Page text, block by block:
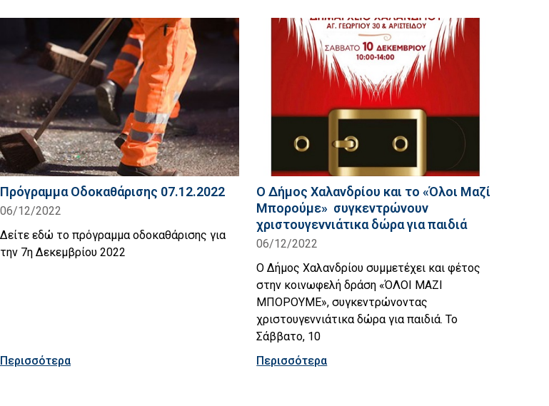
Πρόγραμμα Οδοκαθάρισης 07.12.2022
06/12/2022
Δείτε εδώ το πρόγραμμα οδοκαθάρισης για
την 7η Δεκεμβρίου 2022
Περισσότερα
Ο Δήμος Χαλανδρίου και το «Όλοι Μαζί
Μπορούμε» συγκεντρώνουν
χριστουγεννιάτικα δώρα για παιδιά
06/12/2022
Ο Δήμος Χαλανδρίου συμμετέχει και φέτος
στην κοινωφελή δράση «ΌΛΟΙ ΜΑΖΙ
ΜΠΟΡΟΥΜΕ», συγκεντρώνοντας
χριστουγεννιάτικα δώρα για παιδιά. Το
Σάββατο, 10
Περισσότερα